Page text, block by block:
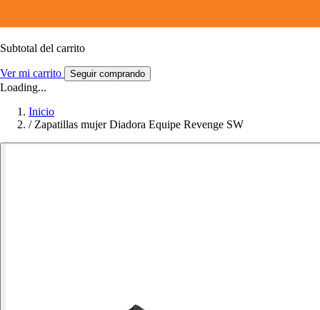
Subtotal del carrito
Ver mi carrito Seguir comprando
Loading...
Inicio
/ Zapatillas mujer Diadora Equipe Revenge SW